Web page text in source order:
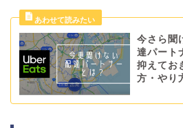
今さら聞
達パート
抑えてお
方・やり